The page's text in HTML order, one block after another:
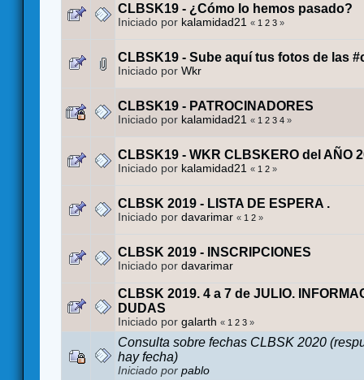
CLBSK19 - ¿Cómo lo hemos pasado?
Iniciado por kalamidad21 « 1 2 3 »
CLBSK19 - Sube aquí tus fotos de las
Iniciado por Wkr
CLBSK19 - PATROCINADORES
Iniciado por kalamidad21 « 1 2 3 4 »
CLBSK19 - WKR CLBSKERO del AÑO
Iniciado por kalamidad21 « 1 2 »
CLBSK 2019 - LISTA DE ESPERA .
Iniciado por davarimar « 1 2 »
CLBSK 2019 - INSCRIPCIONES
Iniciado por davarimar
CLBSK 2019. 4 a 7 de JULIO.
DUDAS
Iniciado por galarth « 1 2 3 »
Consulta sobre fechas CLBSK 2020
hay fecha)
Iniciado por pablo